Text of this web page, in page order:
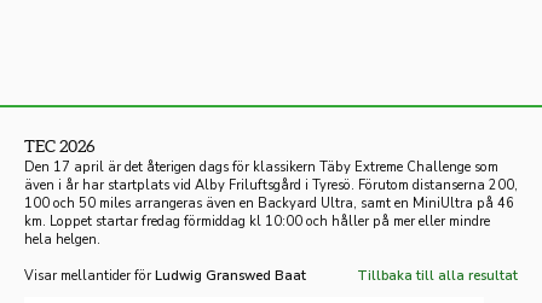
TEC 2026
Den 17 april är det återigen dags för klassikern Täby Extreme Challenge som
även i år har startplats vid Alby Friluftsgård i Tyresö. Förutom distanserna 200,
100 och 50 miles arrangeras även en Backyard Ultra, samt en MiniUltra på 46
km. Loppet startar fredag förmiddag kl 10:00 och håller på mer eller mindre
hela helgen.
Visar mellantider för Ludwig Granswed Baat Tillbaka till alla resultat